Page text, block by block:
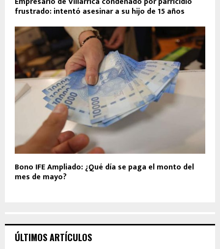
frustrado: intentó asesinar a su hijo de 15 años
Bono IFE Ampliado: ¿Qué día se paga el monto del
mes de mayo?
ÚLTIMOS ARTÍCULOS